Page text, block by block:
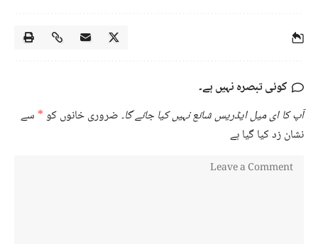
کوئی تبصرہ نہیں ہے۔
آپ کا ای میل ایڈریس شائع نہیں کیا جائے گا۔ضروری خانوں کو* سے
نشان زد کیا گیا ہے